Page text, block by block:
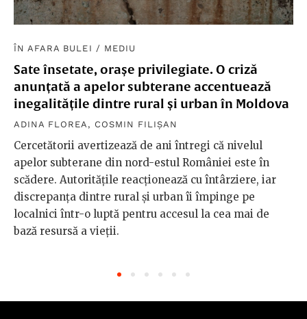
ÎN AFARA BULEI / MEDIU
Sate însetate, orașe privilegiate. O criză
anunțată a apelor subterane accentuează
inegalitățile dintre rural și urban în Moldova
ADINA FLOREA , COSMIN FILIȘAN
Cercetătorii avertizează de ani întregi că nivelul
apelor subterane din nord-estul României este în
scădere. Autoritățile reacționează cu întârziere, iar
discrepanța dintre rural și urban îi împinge pe
localnici într-o luptă pentru accesul la cea mai de
bază resursă a vieții.